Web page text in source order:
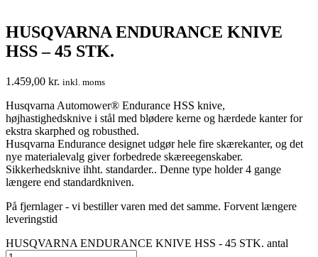
HUSQVARNA ENDURANCE KNIVE
HSS – 45 STK.
1.459,00 kr. inkl. moms
Husqvarna Automower® Endurance HSS knive,
højhastighedsknive i stål med blødere kerne og hærdede kanter for
ekstra skarphed og robusthed.
Husqvarna Endurance designet udgør hele fire skærekanter, og det
nye materialevalg giver forbedrede skæreegenskaber.
Sikkerhedsknive ihht. standarder.. Denne type holder 4 gange
længere end standardkniven.
På fjernlager - vi bestiller varen med det samme. Forvent længere
leveringstid
HUSQVARNA ENDURANCE KNIVE HSS - 45 STK. antal